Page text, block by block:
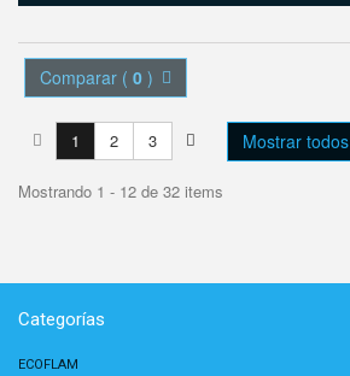
Comparar ( 0 )
Mostrar todos
1 2 3
Mostrando 1 - 12 de 32 items
Categorías
ECOFLAM